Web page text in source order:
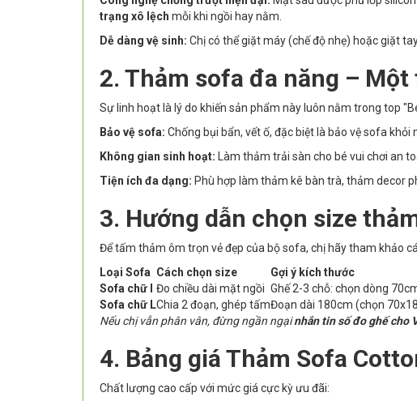
trạng xô lệch mỗi khi ngồi hay nằm.
Dễ dàng vệ sinh: Chị có thể giặt máy (chế độ nhẹ) hoặc giặt
2. Thảm sofa đa năng –
Sự linh hoạt là lý do khiến sản phẩm này luôn nằm trong top
Bảo vệ sofa: Chống bụi bẩn, vết ố, đặc biệt là bảo vệ sofa khỏi
Không gian sinh hoạt: Làm thảm trải sàn cho bé vui chơi an
Tiện ích đa dạng: Phù hợp làm thảm kê bàn trà, thảm decor
3. Hướng dẫn chọn size
Để tấm thảm ôm trọn vẻ đẹp của bộ sofa, chị hãy tham khảo
Loại Sofa Cách chọn size
Gợi ý kích thước
Sofa chữ I
Đo chiều dài mặt ngồi Ghế 2-3 chỗ: chọn dòng
Sofa chữ LChia 2 đoạn, ghép tấmĐoạn dài 180cm (chọn
Nếu chị vẫn phân vân, đừng ngần ngạinhắn tin số đo ghế cho
4. Bảng giá Thảm Sofa
Chất lượng cao cấp với mức giá cực kỳ ưu đãi: